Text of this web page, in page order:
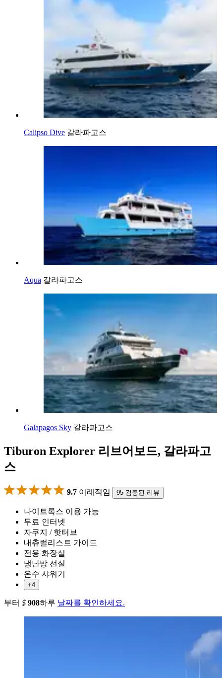
Calipso Dive 갈라파고스
Aqua 갈라파고스
Galapagos Sky 갈라파고스
Tiburon Explorer 리브어보드, 갈라파고
스
9.7 이례적임 95 검증된 리뷰
나이트록스 이용 가능
무료 인터넷
자쿠지 / 핫터브
내츄럴리스트 가이드
전용 화장실
냉난방 선실
온수 샤워기
+4
부터 $ 908하루 날짜를 확인하세요.